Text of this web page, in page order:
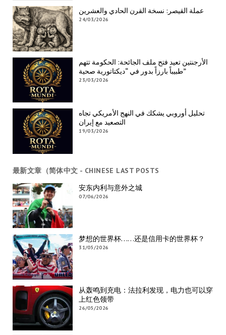
عملة القيصر: نسخة القرن الحادي والعشرين
24/03/2026
الأرجنتين تعيد فتح ملف الجائحة: الحكومة تتهم
طبيباً بارزاً بدور في “ديكتاتورية صحية”
23/03/2026
تحليل أوروبي يشكك في النهج الأمريكي تجاه
التصعيد مع إيران
19/03/2026
最新文章（简体中文 - CHINESE LAST POSTS
安东内利与意外之城
07/06/2026
梦想的世界杯……还是信用卡的世界杯？
31/05/2026
从轰鸣到充电：法拉利发现，电力也可以穿
上红色领带
26/05/2026